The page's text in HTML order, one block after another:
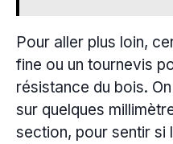
Pour aller plus loin,
fine ou un tournevis
résistance du bois.
sur quelques
section, pour sentir si